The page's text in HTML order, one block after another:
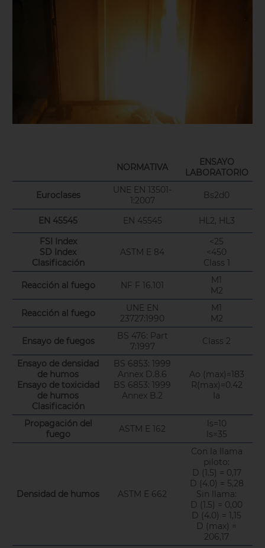
NORMATIVA
ENSAYO
LABORATORIO
Euroclases
UNE EN 13501-
1:2007
Bs2d0
EN 45545 EN 45545
HL2, HL3
FSI Index
SD Index
Clasificación
ASTM E 84
<25
<450
Class 1
Reacción al fuego NF F 16.101
M1
M2
Reacción al fuego
UNE EN
23727:1990
M1
M2
Ensayo de fuegos
BS 476: Part
7:1997
Class 2
Ensayo de densidad
de humos
Ensayo de toxicidad
de humos
Clasificación
BS 6853: 1999
Annex D.8.6
BS 6853: 1999
Annex B.2
Ao (max)=183
R(max)=0.42
Ia
Propagación del
fuego
ASTM E 162
ls=10
ls=35
Densidad de humos ASTM E 662
Con la llama
piloto:
D (1.5) = 0,17
D (4.0) = 5,28
Sin llama:
D (1.5) = 0,00
D (4.0) = 1,15
D (max) =
206,17